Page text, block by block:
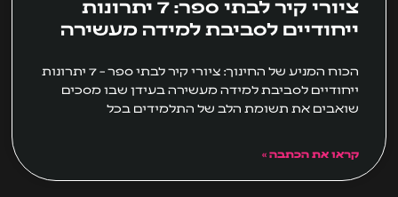
ציורי קיר לבתי ספר: 7 יתרונות
ייחודיים לסביבת למידה מעשירה
הכוח המניע של החינוך: ציורי קיר לבתי ספר – 7 יתרונות
ייחודיים לסביבת למידה מעשירה בעידן שבו מסכים
שואבים את תשומת הלב של התלמידים בכל
קראו את הכתבה »